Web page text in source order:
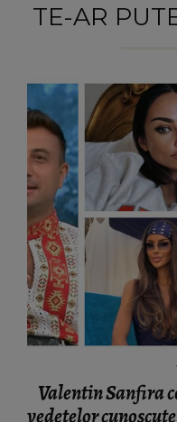
TE-AR
Valentin Sanfira